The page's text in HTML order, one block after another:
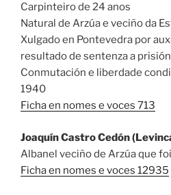
Carpinteiro de 24 anos
Natural de Arzúa e veciño da
Xulgado en Pontevedra por
resultado de sentenza a
Conmutación e liberdade
1940
Ficha en nomes e voces 713
Joaquín Castro Cedón
Albanel veciño de Arzúa que
Ficha en nomes e voces 12935